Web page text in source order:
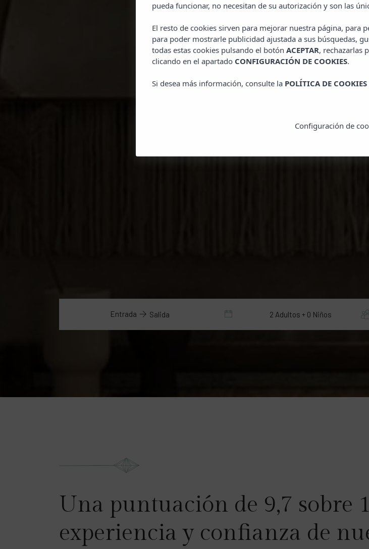
2 Adultos + 0 Niños
Una puntuación de 9,7 sobre
experiencia y confianza de
pueda funcionar, no necesitan de su autorización y son las
El resto de cookies sirven para mejorar nuestra página, para
para poder mostrarle publicidad ajustada a sus búsquedas,
todas estas cookies pulsando el botón ACEPTAR, rechazarlas
clicando en el apartado CONFIGURACIÓN DE COOKIES.
Si desea más información, consulte la POLÍTICA DE COOKIES
Configuración de